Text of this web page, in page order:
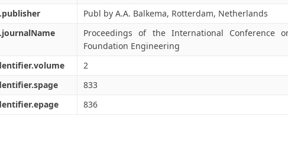
Publ by A.A. Balkema, Rotterdam, Netherlands
Proceedings of the International Conference
Foundation Engineering
2
833
836